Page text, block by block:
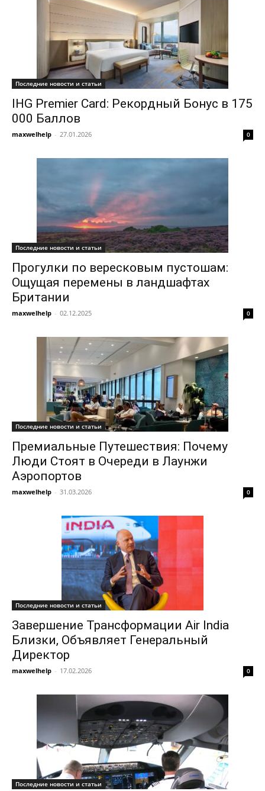
Последние новости и статьи
IHG Premier Card: Рекордный Бонус в 175
000 Баллов
maxwelhelp - 27.01.2026 0
Последние новости и статьи
Прогулки по вересковым пустошам:
Ощущая перемены в ландшафтах
Британии
maxwelhelp - 02.12.2025 0
Последние новости и статьи
Премиальные Путешествия: Почему
Люди Стоят в Очереди в Лаунжи
Аэропортов
maxwelhelp - 31.03.2026 0
Последние новости и статьи
Завершение Трансформации Air India
Близки, Объявляет Генеральный
Директор
maxwelhelp - 17.02.2026 0
Последние новости и статьи